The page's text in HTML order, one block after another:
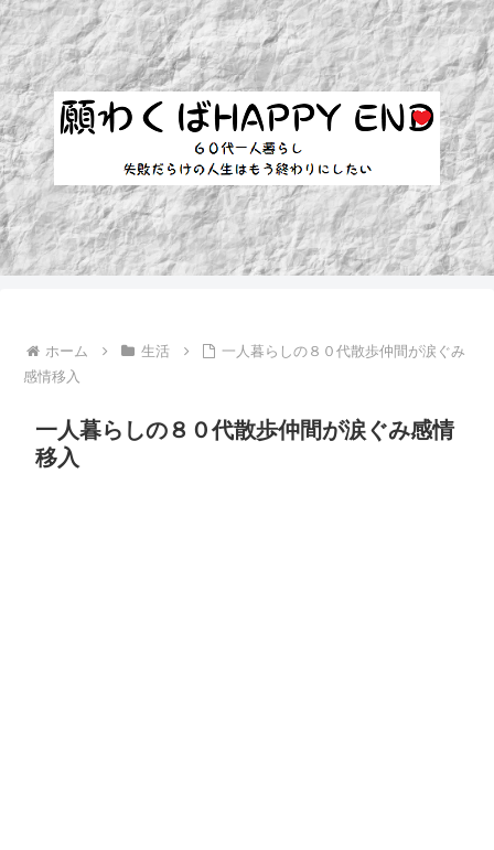
ホーム 生活
一人暮らしの８０代散歩仲間が涙ぐみ
感情移入
一人暮らしの８０代散歩仲間が涙ぐみ感情
移入